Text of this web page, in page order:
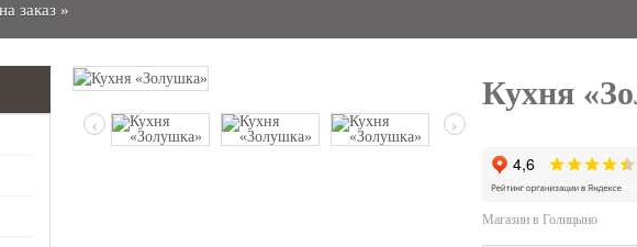
заказ »
‹ ›
Кухня
Магазин в Голицыно